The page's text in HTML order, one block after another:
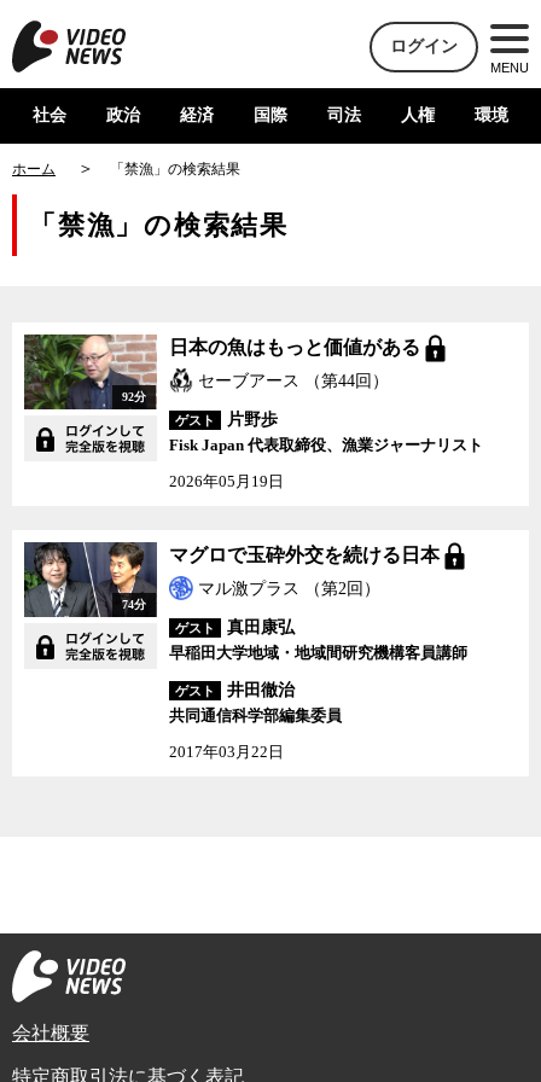
ログイン
MENU
社会 政治 経済 国際 司法 人権 環境
ホーム 「禁漁」の検索結果
「禁漁」の検索結果
92分
日本の魚はもっと価値がある
セーブアース （第44回）
ゲスト
片野歩
Fisk Japan 代表取締役、漁業ジャーナリスト
2026年05月19日
74分
マグロで玉砕外交を続ける日本
マル激プラス （第2回）
ゲスト
真田康弘
早稲田大学地域・地域間研究機構客員講師
ゲスト
井田徹治
共同通信科学部編集委員
2017年03月22日
会社概要
特定商取引法に基づく表記